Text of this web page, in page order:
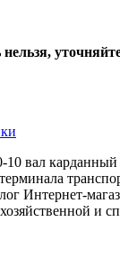
вал
Интернет-
и